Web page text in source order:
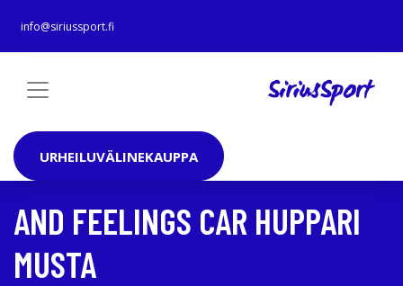
info@siriussport.fi
URHEILUVÄLINEKAUPPA
AND FEELINGS CAR HUPPARI
MUSTA